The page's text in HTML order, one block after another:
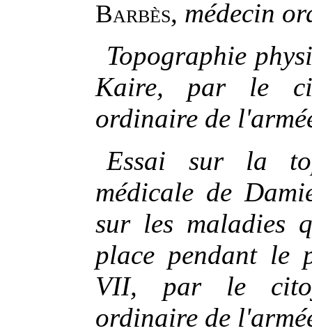
Barbès, médecin
Topographie
Kaire, par le
ordinaire de
Essai sur la
médicale de
sur les maladies
place pendant le
VII, par le
ordinaire de